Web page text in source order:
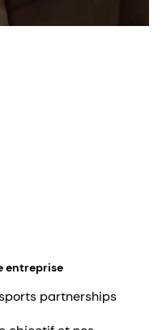
and improves
entreprise
partnerships